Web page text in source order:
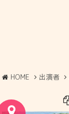
HOME 出演者